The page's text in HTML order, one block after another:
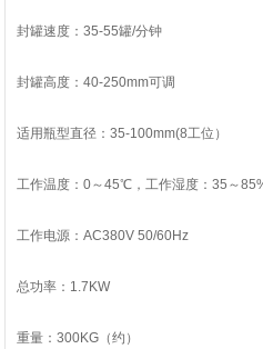
封罐速度：35-55罐/分钟
封罐高度：40-250mm可调
适用瓶型直径：35-100mm(8工位）
工作温度：0～45℃，工作湿度：35～
工作电源：AC380V 50/60Hz
总功率：1.7KW
重量：300KG（约）